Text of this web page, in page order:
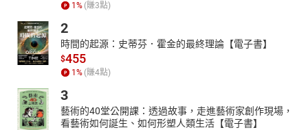
1 % (賺3點)
2
時間的起源：史蒂芬．霍金的最終理論【電子書】
$455
1 % (賺4點)
3
藝術的40堂公開課：透過故事，走進藝術家創作現場，
看藝術如何誕生、如何形塑人類生活【電子書】